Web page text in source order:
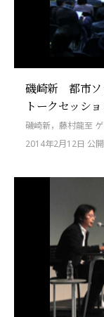
磯崎新 都市ソ
トークセッシ
磯崎新，藤村龍至
2014年2月12日 公開